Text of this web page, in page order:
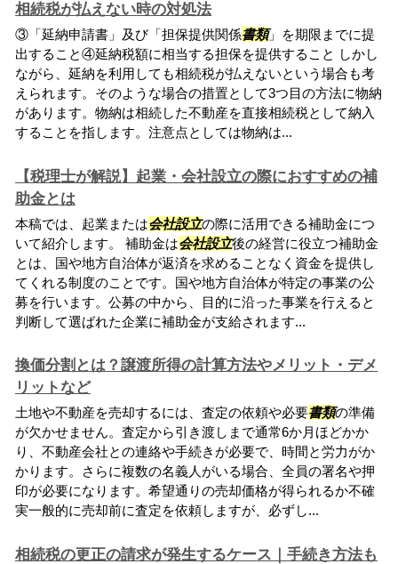
相続税が払えない時の対処法
③「延納申請書」及び「担保提供関係書類」を期限までに提
出すること④延納税額に相当する担保を提供すること しかし
ながら、延納を利用しても相続税が払えないという場合も考
えられます。そのような場合の措置として3つ目の方法に物納
があります。物納は相続した不動産を直接相続税として納入
することを指します。注意点としては物納は...
【税理士が解説】起業・会社設立の際におすすめの補
助金とは
本稿では、起業または会社設立の際に活用できる補助金につ
いて紹介します。 補助金は会社設立後の経営に役立つ補助金
とは、国や地方自治体が返済を求めることなく資金を提供し
てくれる制度のことです。国や地方自治体が特定の事業の公
募を行います。公募の中から、目的に沿った事業を行えると
判断して選ばれた企業に補助金が支給されます...
換価分割とは？譲渡所得の計算方法やメリット・デメ
リットなど
土地や不動産を売却するには、査定の依頼や必要書類の準備
が欠かせません。査定から引き渡しまで通常6か月ほどかか
り、不動産会社との連絡や手続きが必要で、時間と労力がか
かります。さらに複数の名義人がいる場合、全員の署名や押
印が必要になります。希望通りの売却価格が得られるか不確
実一般的に売却前に査定を依頼しますが、必ずし...
相続税の更正の請求が発生するケース｜手続き方法も